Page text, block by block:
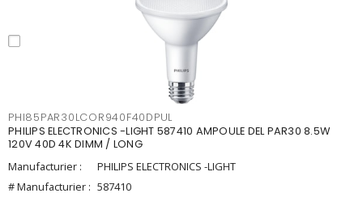
PHI85PAR30LCOR940F40DPUL
PHILIPS ELECTRONICS -LIGHT 587410 AMPOULE DEL PAR30 8.5W
120V 40D 4K DIMM / LONG
Manufacturier :
PHILIPS ELECTRONICS -LIGHT
# Manufacturier : 587410